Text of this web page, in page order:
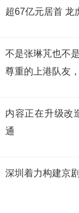
超67亿元居首 龙
不是张琳芃也不
尊重的上港队友
内容正在升级改
通
深圳着力构建京